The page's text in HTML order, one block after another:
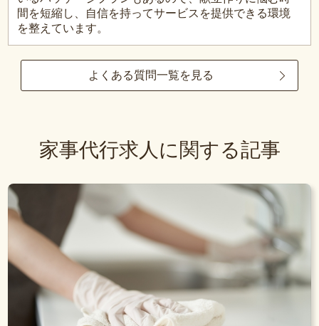
間を短縮し、自信を持ってサービスを提供できる環境
を整えています。
よくある質問一覧を見る
家事代行求人に関する記事